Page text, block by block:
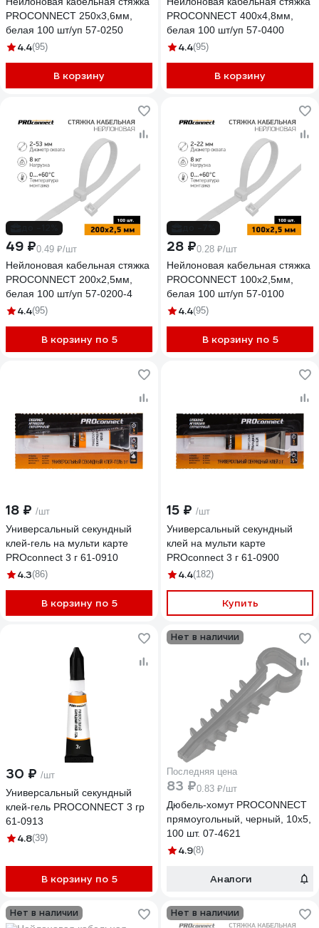
PROCONNECT 250x3,6мм,
белая 100 шт/уп 57-0250
4.4(95)
В корзину
PROCONNECT 400x4,8мм,
белая 100 шт/уп 57-0400
4.4(95)
В корзину
49 ₽0.49 ₽/шт
Нейлоновая кабельная стяжка
PROCONNECT 200x2,5мм,
белая 100 шт/уп 57-0200-4
4.4(95)
В корзину по 5
28 ₽0.28 ₽/шт
Нейлоновая кабельная стяжка
PROCONNECT 100x2,5мм,
белая 100 шт/уп 57-0100
4.4(95)
В корзину по 5
18 ₽ /шт
Универсальный секундный
клей-гель на мульти карте
PROconnect 3 г 61-0910
4.3(86)
В корзину по 5
15 ₽ /шт
Универсальный секундный
клей на мульти карте
PROconnect 3 г 61-0900
4.4(182)
Купить
30 ₽ /шт
Универсальный секундный
клей-гель PROCONNECT 3 гр
61-0913
4.8(39)
В корзину по 5
Нет в наличии
Последняя цена
83 ₽0.83 ₽/шт
Дюбель-хомут PROCONNECT
прямоугольный, черный, 10x5,
100 шт. 07-4621
4.9(8)
Аналоги
Нет в наличии Нет в наличии